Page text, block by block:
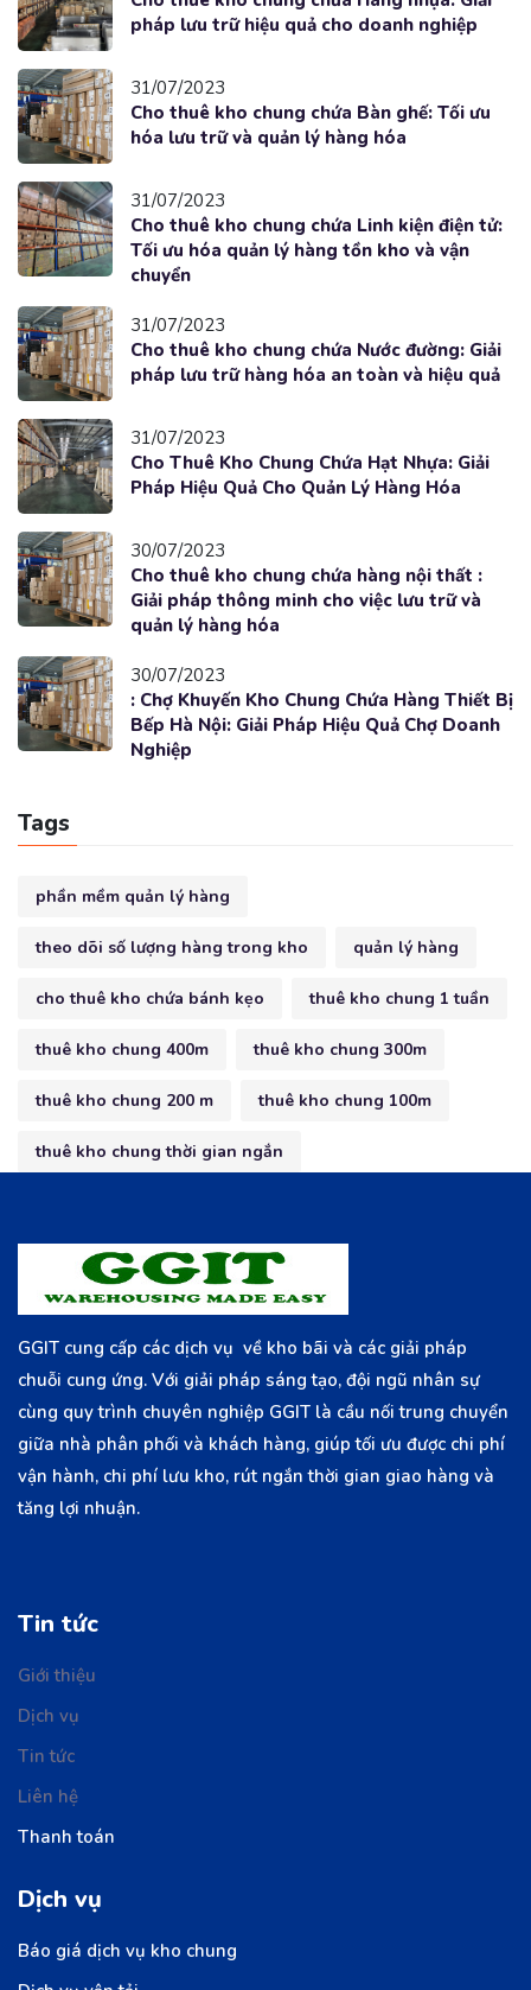
pháp lưu trữ hiệu quả cho doanh nghiệp
31/07/2023
Cho thuê kho chung chứa Bàn ghế: Tối ưu
hóa lưu trữ và quản lý hàng hóa
31/07/2023
Cho thuê kho chung chứa Linh kiện điện tử:
Tối ưu hóa quản lý hàng tồn kho và vận
chuyển
31/07/2023
Cho thuê kho chung chứa Nước đường: Giải
pháp lưu trữ hàng hóa an toàn và hiệu quả
31/07/2023
Cho Thuê Kho Chung Chứa Hạt Nhựa: Giải
Pháp Hiệu Quả Cho Quản Lý Hàng Hóa
30/07/2023
Cho thuê kho chung chứa hàng nội thất :
Giải pháp thông minh cho việc lưu trữ và
quản lý hàng hóa
30/07/2023
: Chợ Khuyến Kho Chung Chứa Hàng Thiết Bị
Bếp Hà Nội: Giải Pháp Hiệu Quả Chợ Doanh
Nghiệp
Tags
phần mềm quản lý hàng
theo dõi số lượng hàng trong kho quản lý hàng
cho thuê kho chứa bánh kẹo thuê kho chung 1 tuần
thuê kho chung 400m thuê kho chung 300m
thuê kho chung 200 m thuê kho chung 100m
thuê kho chung thời gian ngắn
GGIT cung cấp các dịch vụ về kho bãi và các giải pháp
chuỗi cung ứng. Với giải pháp sáng tạo, đội ngũ nhân sự
cùng quy trình chuyên nghiệp GGIT là cầu nối trung chuyển
giữa nhà phân phối và khách hàng, giúp tối ưu được chi phí
vận hành, chi phí lưu kho, rút ngắn thời gian giao hàng và
tăng lợi nhuận.
Tin tức
Giới thiệu
Dịch vụ
Tin tức
Liên hệ
Thanh toán
Dịch vụ
Báo giá dịch vụ kho chung